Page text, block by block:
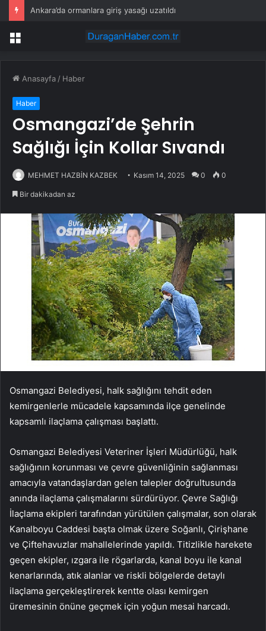
Ankara’da ormanlara giriş yasağı uzatıldı
Menü
Anasayfa / Haber
Haber
Osmangazi’de Şehrin
Sağlığı İçin Kollar Sıvandı
MEHMET HAZBİN KAZBEK Kasım 14, 2025 0 0
Bir dakikadan az
Osmangazi Belediyesi, halk sağlığını tehdit eden
kemirgenlerle mücadele kapsamında ilçe genelinde
kapsamlı ilaçlama çalışması başlattı.
Osmangazi Belediyesi Veteriner İşleri Müdürlüğü, halk
sağlığının korunması ve çevre güvenliğinin sağlanması
amacıyla vatandaşlardan gelen talepler doğrultusunda
anında ilaçlama çalışmalarını sürdürüyor. Çevre Sağlığı
İlaçlama ekipleri tarafından yürütülen çalışmalar, son olarak
Kanalboyu Caddesi başta olmak üzere Soğanlı, Çirişhane
ve Çiftehavuzlar mahallelerinde yapıldı. Titizlikle harekete
geçen ekipler, ızgara ile rögarlarda, kanal boyu ile kanal
kenarlarında, atık alanlar ve riskli bölgelerde detaylı
ilaçlama gerçekleştirerek kentte olası kemirgen
üremesinin önüne geçmek için yoğun mesai harcadı.